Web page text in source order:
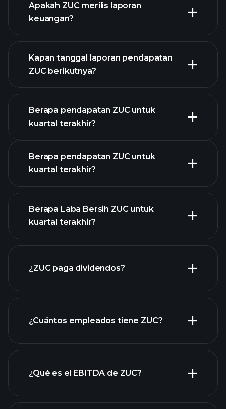
daftar saham kami
Apakah ZUC merilis laporan
keuangan?
keuangan ZUC
Kapan tanggal laporan pendapatan
ZUC berikutnya?
Berapa pendapatan ZUC untuk
kuartal terakhir?
ZUC
Berapa pendapatan ZUC untuk
kuartal terakhir?
ZUC
Berapa Laba Bersih ZUC untuk
kuartal terakhir?
¿ZUC paga dividendos?
acciones de alto dividendo
¿Cuántos empleados tiene ZUC?
¿Qué es el EBITDA de ZUC?